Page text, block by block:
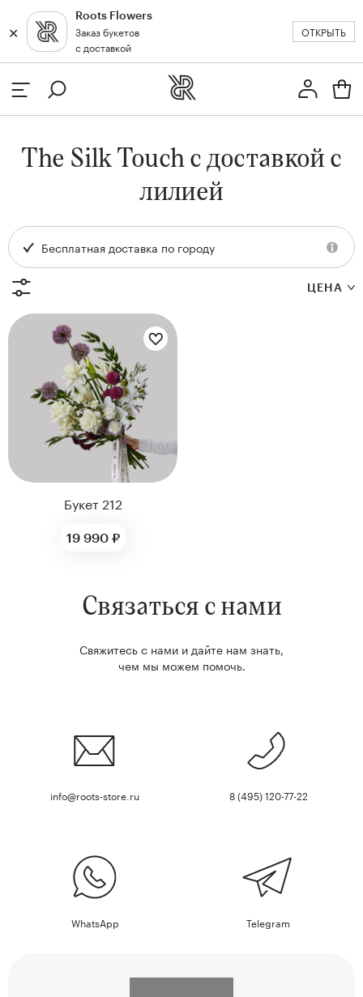
✕
Roots Flowers
Заказ букетов
с доставкой
ОТКРЫТЬ
Профиль
Вход или регистрация
Москва
✕
The Silk Touch с доставкой с
лилией
Бесплатная доставка по городу
ЦЕНА
Букет 212
19 990 ₽
Связаться с нами
Свяжитесь с нами и дайте нам знать,
чем мы можем помочь.
info@roots-store.ru 8 (495) 120-77-22
WhatsApp Telegram